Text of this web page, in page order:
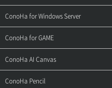
用語集
お問い合わせ
ご利用ガイド
お乗り換えガイド
よくある質問
サポートトップ
ご利用ガイド
APIドキュメントVPS2.0
ConoHa for Windows Server
サポートトップ
ご利用ガイド
ConoHa for GAME
サポートトップ
ご利用ガイド
ConoHa AI Canvas
サポートトップ
ConoHa Pencil